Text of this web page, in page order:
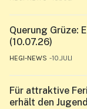
Querung Grüze:
(10.07.26)
HEGI-NEWS 10.JULI
Für attraktive